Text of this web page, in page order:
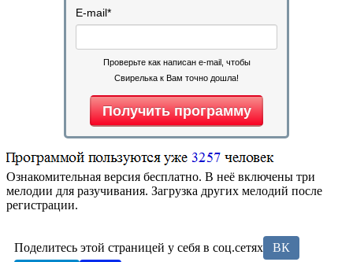
E-mail*
Проверьте как написан e-mail, чтобы
Свирелька к Вам точно дошла!
Ознакомительная версия бесплатно. В неё включены три
мелодии для разучивания. Загрузка других мелодий после
регистрации.
Поделитесь этой страницей у себя в соц.сетях ВК